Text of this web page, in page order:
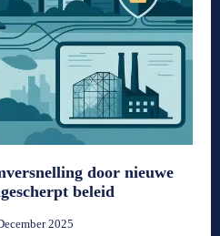
door nieuwe
beleid
2025